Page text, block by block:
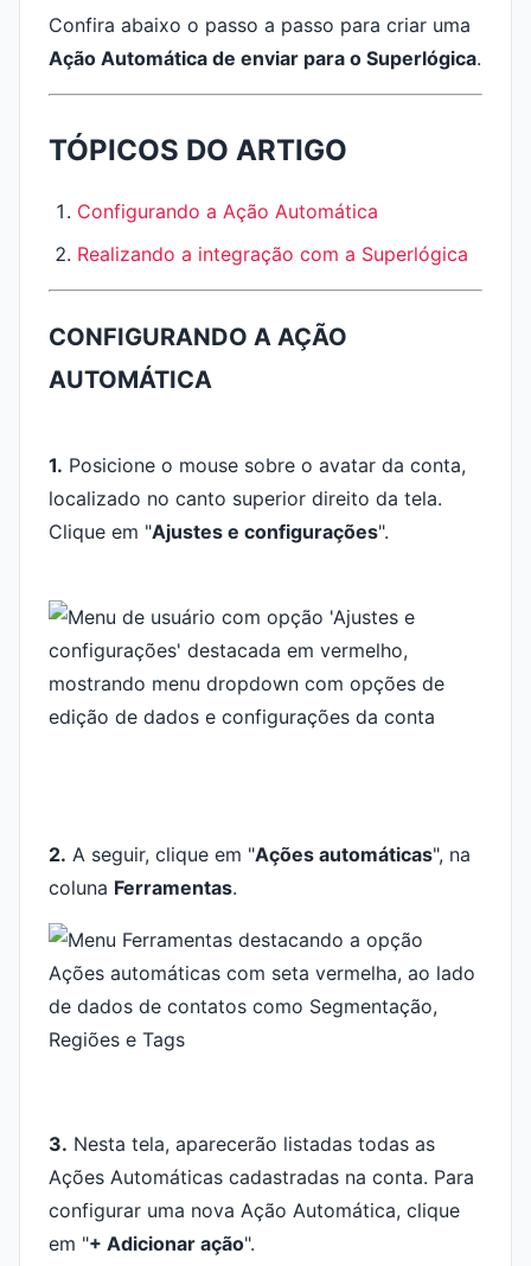
Confira abaixo o passo a passo para criar uma
Ação Automática de enviar para o Superlógica.
TÓPICOS DO ARTIGO
Configurando a Ação Automática
Realizando a integração com a Superlógica
CONFIGURANDO A AÇÃO
AUTOMÁTICA
1. Posicione o mouse sobre o avatar da conta,
localizado no canto superior direito da tela.
Clique em "Ajustes e configurações".
2. A seguir, clique em "Ações automáticas", na
coluna Ferramentas.
3. Nesta tela, aparecerão listadas todas as
Ações Automáticas cadastradas na conta. Para
configurar uma nova Ação Automática, clique
em "+ Adicionar ação".